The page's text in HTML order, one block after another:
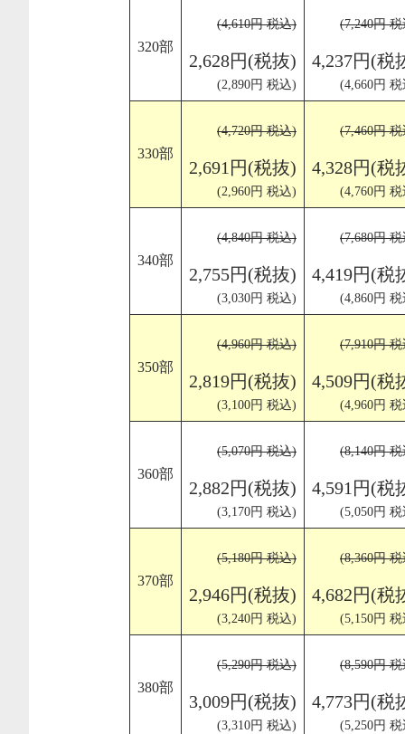
320部
(4,610円 税込)
2,628円(税抜)
(2,890円 税込)
(7,240円
4,237円(税
(4,660円
330部
(4,720円 税込)
2,691円(税抜)
(2,960円 税込)
(7,460円
4,328円(税
(4,760円
340部
(4,840円 税込)
2,755円(税抜)
(3,030円 税込)
(7,680円
4,419円(税
(4,860円
350部
(4,960円 税込)
2,819円(税抜)
(3,100円 税込)
(7,910円
4,509円(税
(4,960円
360部
(5,070円 税込)
2,882円(税抜)
(3,170円 税込)
(8,140円
4,591円(税
(5,050円
370部
(5,180円 税込)
2,946円(税抜)
(3,240円 税込)
(8,360円
4,682円(税
(5,150円
380部
(5,290円 税込)
3,009円(税抜)
(3,310円 税込)
(8,590円
4,773円(税
(5,250円